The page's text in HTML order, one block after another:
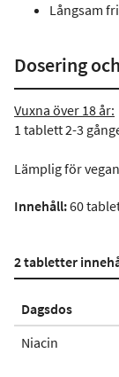
Långsam
Dosering
Vuxna över 18 år:
1 tablett 2-3
Lämplig för
Innehåll:60
2 tabletter
Dagsdos
Niacin